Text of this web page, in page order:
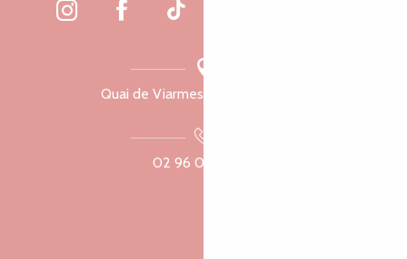
Quai de Viarmes, 22300 Lannion
02 96 05 60 70